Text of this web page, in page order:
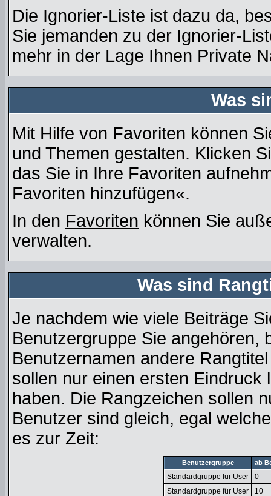
Die Ignorier-Liste ist dazu da,
Sie jemanden zu der Ignorier-
mehr in der Lage Ihnen Private
Was
Mit Hilfe von Favoriten können
und Themen gestalten. Klicken
das Sie in Ihre Favoriten
Favoriten hinzufügen«.
In den Favoriten können Sie
verwalten.
Was sind
Je nachdem wie viele Beiträge
Benutzergruppe Sie angehören,
Benutzernamen andere
sollen nur einen ersten
haben. Die Rangzeichen sollen
Benutzer sind gleich, egal
es zur Zeit:
Benutzergruppe ab
Standardgruppe für User
0
Standardgruppe für User
10